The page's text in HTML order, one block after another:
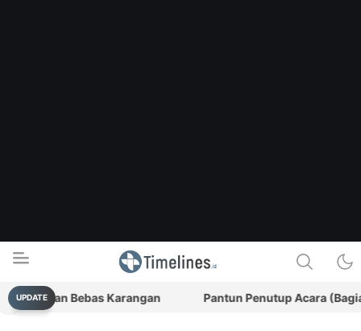
Timelines.id
Media Literasi, Sejarah & Budaya
UPDATE
dan Bebas Karangan Pantun Penutup Acara (Bagian